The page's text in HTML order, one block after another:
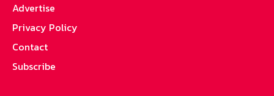
Advertise
Privacy Policy
Contact
Subscribe